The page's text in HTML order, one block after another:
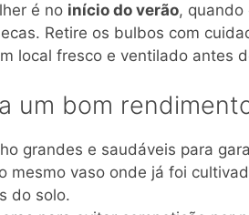
é no início do verão, quando
Retire os bulbos com
local fresco e ventilado antes
um bom
grandes e saudáveis para
mesmo vaso onde já foi
do solo.